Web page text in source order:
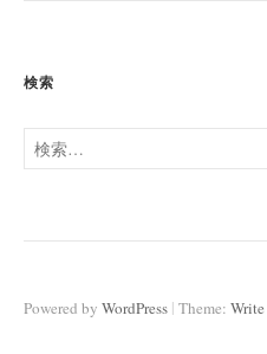
ナ
ゲ
ー
検索
検
索:
Powered by WordPress | Theme: Write